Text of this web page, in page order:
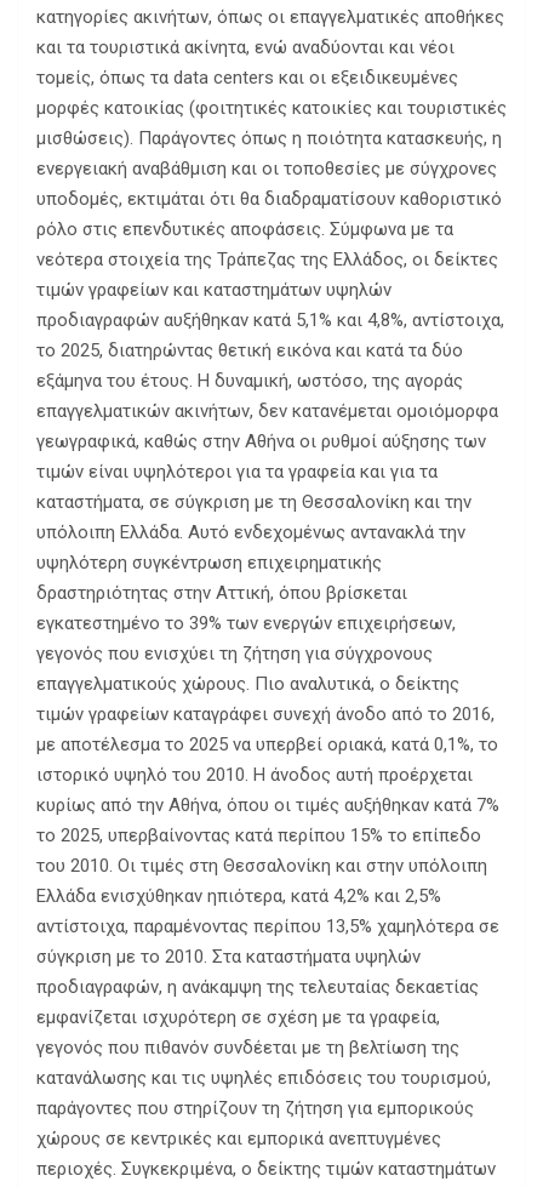
κατηγορίες ακινήτων, όπως οι επαγγελματικές αποθήκες
και τα τουριστικά ακίνητα, ενώ αναδύονται και νέοι
τομείς, όπως τα data centers και οι εξειδικευμένες
μορφές κατοικίας (φοιτητικές κατοικίες και τουριστικές
μισθώσεις). Παράγοντες όπως η ποιότητα κατασκευής, η
ενεργειακή αναβάθμιση και οι τοποθεσίες με σύγχρονες
υποδομές, εκτιμάται ότι θα διαδραματίσουν καθοριστικό
ρόλο στις επενδυτικές αποφάσεις. Σύμφωνα με τα
νεότερα στοιχεία της Τράπεζας της Ελλάδος, οι δείκτες
τιμών γραφείων και καταστημάτων υψηλών
προδιαγραφών αυξήθηκαν κατά 5,1% και 4,8%, αντίστοιχα,
το 2025, διατηρώντας θετική εικόνα και κατά τα δύο
εξάμηνα του έτους. Η δυναμική, ωστόσο, της αγοράς
επαγγελματικών ακινήτων, δεν κατανέμεται ομοιόμορφα
γεωγραφικά, καθώς στην Αθήνα οι ρυθμοί αύξησης των
τιμών είναι υψηλότεροι για τα γραφεία και για τα
καταστήματα, σε σύγκριση με τη Θεσσαλονίκη και την
υπόλοιπη Ελλάδα. Αυτό ενδεχομένως αντανακλά την
υψηλότερη συγκέντρωση επιχειρηματικής
δραστηριότητας στην Αττική, όπου βρίσκεται
εγκατεστημένο το 39% των ενεργών επιχειρήσεων,
γεγονός που ενισχύει τη ζήτηση για σύγχρονους
επαγγελματικούς χώρους. Πιο αναλυτικά, ο δείκτης
τιμών γραφείων καταγράφει συνεχή άνοδο από το 2016,
με αποτέλεσμα το 2025 να υπερβεί οριακά, κατά 0,1%, το
ιστορικό υψηλό του 2010. Η άνοδος αυτή προέρχεται
κυρίως από την Αθήνα, όπου οι τιμές αυξήθηκαν κατά 7%
το 2025, υπερβαίνοντας κατά περίπου 15% το επίπεδο
του 2010. Οι τιμές στη Θεσσαλονίκη και στην υπόλοιπη
Ελλάδα ενισχύθηκαν ηπιότερα, κατά 4,2% και 2,5%
αντίστοιχα, παραμένοντας περίπου 13,5% χαμηλότερα σε
σύγκριση με το 2010. Στα καταστήματα υψηλών
προδιαγραφών, η ανάκαμψη της τελευταίας δεκαετίας
εμφανίζεται ισχυρότερη σε σχέση με τα γραφεία,
γεγονός που πιθανόν συνδέεται με τη βελτίωση της
κατανάλωσης και τις υψηλές επιδόσεις του τουρισμού,
παράγοντες που στηρίζουν τη ζήτηση για εμπορικούς
χώρους σε κεντρικές και εμπορικά ανεπτυγμένες
περιοχές. Συγκεκριμένα, ο δείκτης τιμών καταστημάτων